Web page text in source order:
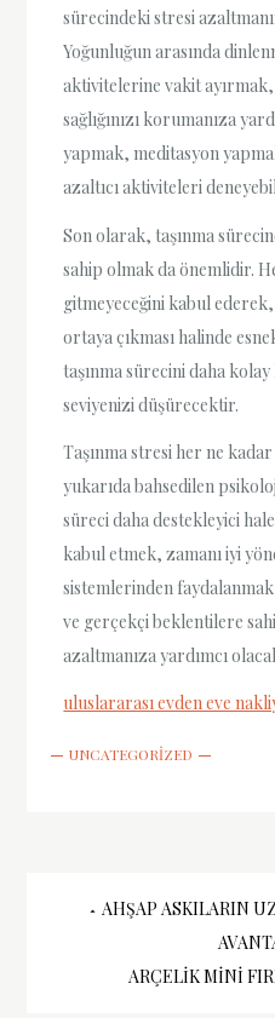
sürecindeki stresi
Yoğunluğun arasında
aktivitelerine vakit
sağlığınızı korumanıza
yapmak, meditasyon
azaltıcı aktiviteleri
Son olarak, taşınma
sahip olmak da önemlidir.
gitmeyeceğini kabul
ortaya çıkması halinde
taşınma sürecini daha
seviyenizi düşürecektir.
Taşınma stresi her ne
yukarıda bahsedilen
süreci daha destekleyici
kabul etmek, zamanı iyi
sistemlerinden
ve gerçekçi beklentilere
azaltmanıza yardımcı
uluslararası evden eve
UNCATEGORIZED
Yazı
gezinmesi
AHŞAP ASKILARIN
ARÇELIK MINI